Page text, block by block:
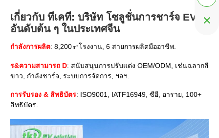
เกี่ยวกับ ทีเคที: บริษัท โซลูชั่นการชาร์จ EV
อันดับต้น ๆ ในประเทศจีน
กำลังการผลิต: 8,200㎡โรงงาน, 6 สายการผลิตมืออาชีพ.
ร&ความสามารถ D: สนับสนุนการปรับแต่ง OEM/ODM, เช่นฉลากสี
ขาว, กำลังชาร์จ, ระบบการจัดการ, ฯลฯ.
การรับรอง & สิทธิบัตร: ISO9001, IATF16949, ซีอี, อาราย, 100+
สิทธิบัตร.
